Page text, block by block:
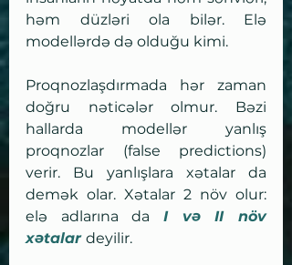
həm düzləri ola bilər. Elə
modellərdə də olduğu kimi.
Proqnozlaşdırmada hər zaman
doğru nəticələr olmur. Bəzi
hallarda modellər yanlış
proqnozlar (false predictions)
verir. Bu yanlışlara xətalar da
demək olar. Xətalar 2 növ olur:
elə adlarına da I və II növ
xətalar deyilir.